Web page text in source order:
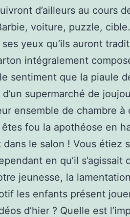
d’ailleurs au cours
voiture, puzzle,
yeux qu’ils auront
intégralement
sentiment que la piaule
supermarché de
ensemble de chambre
fou la apothéose en
dans le salon ! Vous étiez
en qu’il s’agissait
jeunesse, la
les enfants présent
d’hier ? Quelle est